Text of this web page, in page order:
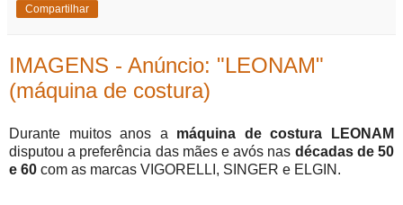
Compartilhar
IMAGENS - Anúncio: "LEONAM"
(máquina de costura)
Durante muitos anos a máquina de costura
LEONAM
disputou a preferência das mães e avós nas décadas de 50
e 60 com as marcas VIGORELLI, SINGER e ELGIN.